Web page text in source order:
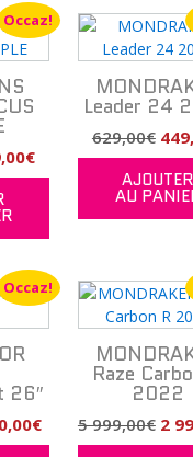
Occaz!
:
€Le
prix
Leader 24
629,00€ Le
prix
AJOUTER
AU
Occaz!
26″
€Le
prix
Raze
2022
5 999,00€ Le
prix
2